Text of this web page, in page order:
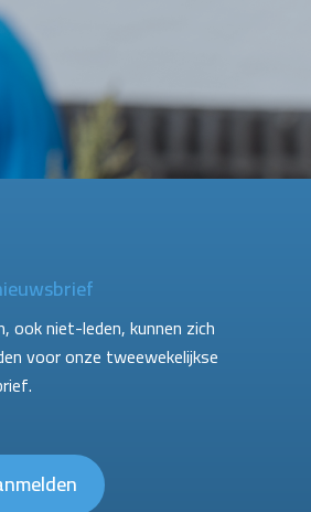
ook niet-leden, kunnen zich
voor onze tweewekelijkse